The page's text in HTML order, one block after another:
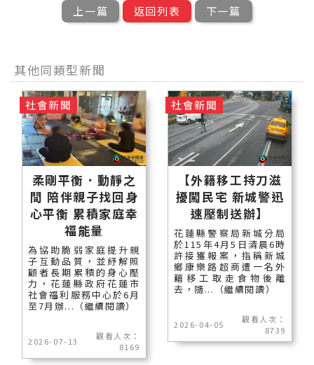
上一篇 返回列表 下一篇
其他同類型新聞
柔剛平衡．動靜之
間 陪伴親子找回身
心平衡 累積家庭幸
福能量
為協助脆弱家庭提升親
子互動品質，並紓解照
顧者長期累積的身心壓
力，花蓮縣政府花蓮市
社會福利服務中心於6月
至7月辦...（繼續閱讀）
2026-07-13
觀看人次：
8169
社會新聞
【外籍移工持刀滋
擾闖民宅 新城警迅
速壓制送辦】
花蓮縣警察局新城分局
於115年4月5日清晨6時
許接獲報案，指稱新城
鄉康樂路超商遭一名外
籍移工取走食物後離
去，隨...（繼續閱讀）
2026-04-05
觀看人次：
8739
社會新聞